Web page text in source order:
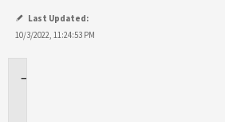
Last Updated:
10/3/2022, 11:24:53 PM